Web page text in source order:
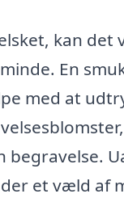
kan
En
med at
begravelse.
et væld af